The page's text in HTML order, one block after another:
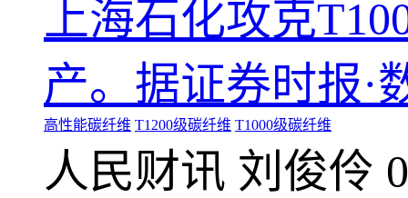
上海石化攻克
产。据证券时报·
高性能碳纤维 T1200级碳纤维 T1000级碳纤维
人民财讯 刘俊伶